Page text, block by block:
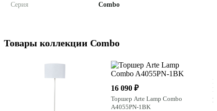
Серия Combo
Товары коллекции Combo
16 090 ₽
Торшер Arte Lamp Combo
A4055PN-1BK
В